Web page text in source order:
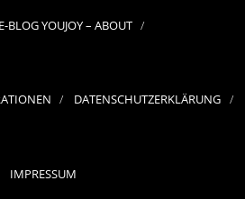
BLOG YOUJOY – ABOUT
DATENSCHUTZERKLÄRUNG
IMPRESSUM